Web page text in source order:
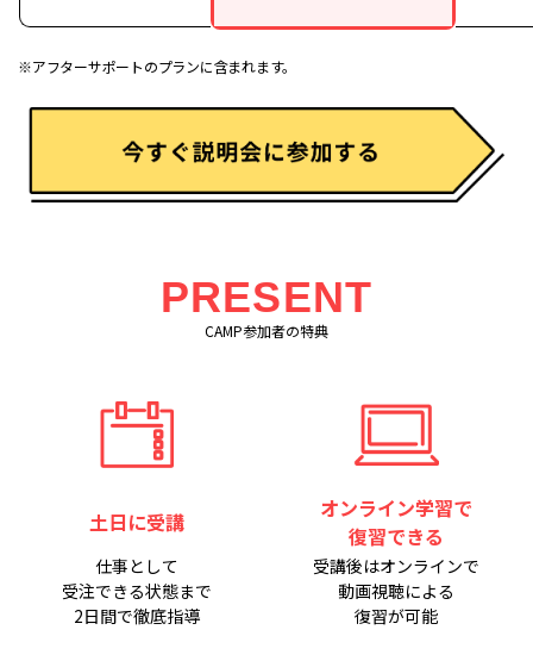
※アフターサポートのプランに含まれます。
PRESENT
CAMP参加者の特典
土日に受講
仕事として
受注できる状態まで
2日間で徹底指導
オンライン学習で
復習できる
受講後はオンラインで
動画視聴による
復習が可能